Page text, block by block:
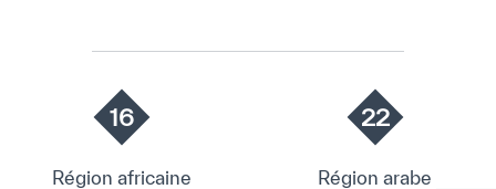
16
Région africaine
22
Région arabe